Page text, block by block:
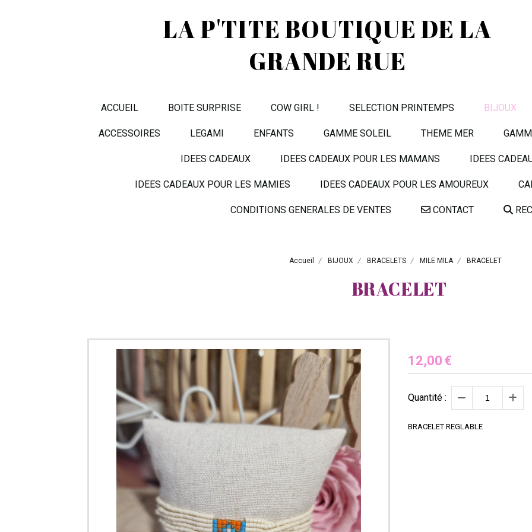
LA P'TITE BOUTIQUE DE LA
GRANDE RUE
ACCUEIL BOITE SURPRISE COW GIRL ! SELECTION PRINTEMPS BIJOUX
ACCESSOIRES LEGAMI ENFANTS GAMME SOLEIL THEME MER
IDEES CADEAUX IDEES CADEAUX POUR LES MAMANS IDEES
IDEES CADEAUX POUR LES MAMIES IDEES CADEAUX POUR LES AMOUREUX
CONDITIONS GENERALES DE VENTES CONTACT
Accueil BIJOUX BRACELETS MILE MILA BRACELET
BRACELET
12,00 €
Quantité :
BRACELET REGLABLE